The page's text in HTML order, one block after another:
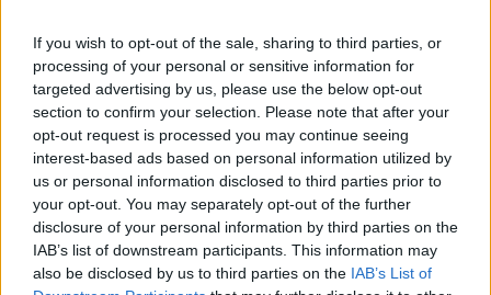
If you wish to opt-out of the sale, sharing to third parties, or
processing of your personal or sensitive information for
targeted advertising by us, please use the below opt-out
section to confirm your selection. Please note that after your
opt-out request is processed you may continue seeing
interest-based ads based on personal information utilized by
us or personal information disclosed to third parties prior to
your opt-out. You may separately opt-out of the further
disclosure of your personal information by third parties on the
IAB’s list of downstream participants. This information may
also be disclosed by us to third parties on the IAB’s List of